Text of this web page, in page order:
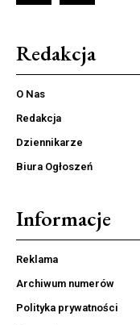
Redakcja
O Nas
Redakcja
Dziennikarze
Biura Ogłoszeń
Informacje
Reklama
Archiwum numerów
Polityka prywatności